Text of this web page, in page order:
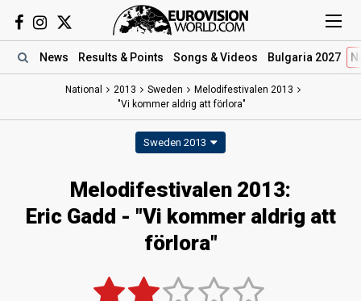
News Results & Points Songs & Videos Bulgaria 2027
National 2013 Sweden
Melodifestivalen 2013
"Vi kommer aldrig att förlora"
Sweden 2013
Melodifestivalen 2013:
Eric Gadd - "Vi kommer aldrig att
förlora"